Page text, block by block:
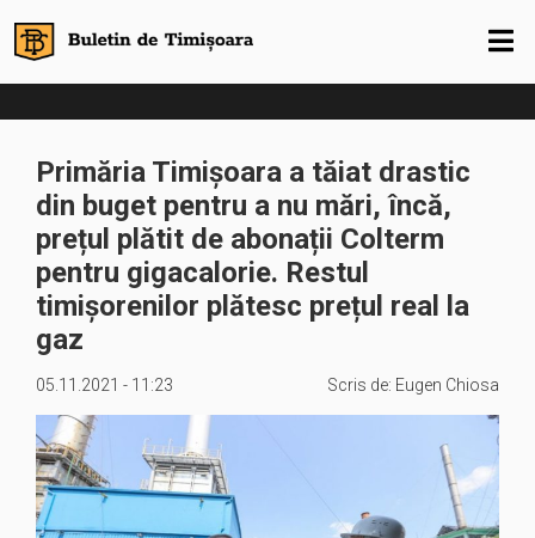
Primăria Timișoara a tăiat drastic
din buget pentru a nu mări, încă,
prețul plătit de abonații Colterm
pentru gigacalorie. Restul
timișorenilor plătesc prețul real la
gaz
05.11.2021 - 11:23 Scris de: Eugen Chiosa